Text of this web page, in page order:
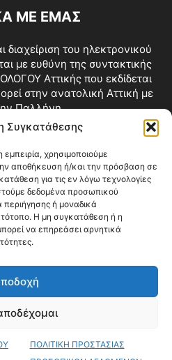
Συγκατάθεσης
χρησιμοποιούμε
αποθήκευση ή/και την πρόσβαση σε
για τις εν λόγω τεχνολογίες
δεδομένα προσωπικού
ή μοναδικά
Η μη συγκατάθεση ή η
να επηρεάσει αρνητικά
ΠΟΛΙΤΙΚΗ ΠΡΟΣΤΑΣΙΑΣ
ΜΕ ΕΜΑΣ
διαχείριση του ηλεκτρονικού
με ευθύνη της συντακτικής
Αττικής που εκδίδεται
στην ανατολική Αττική με
Παλλήνη.
ΜΑΣ
Χρήσης
ΑΤΤΙΚΗΣ • All Rights Reserved •